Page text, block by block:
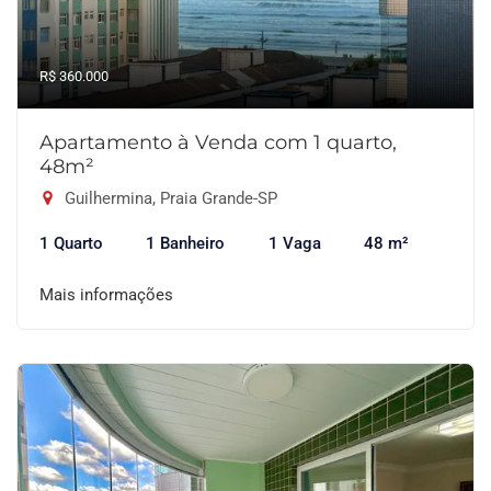
R$ 360.000
Apartamento à Venda com 1 quarto,
48m²
Guilhermina, Praia Grande-SP
1 Quarto 1 Banheiro 1 Vaga 48 m²
Mais informações